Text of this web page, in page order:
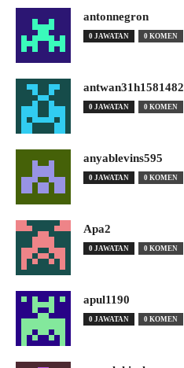
antonnegron
0 JAWATAN 0 KOMEN
antwan31h1581482
0 JAWATAN 0 KOMEN
anyablevins595
0 JAWATAN 0 KOMEN
Apa2
0 JAWATAN 0 KOMEN
apul1190
0 JAWATAN 0 KOMEN